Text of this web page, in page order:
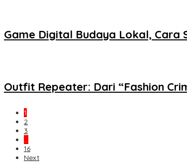
Game Digital Budaya Lokal, Cara
Outfit Repeater: Dari “Fashion
1
2
3
…
16
Next